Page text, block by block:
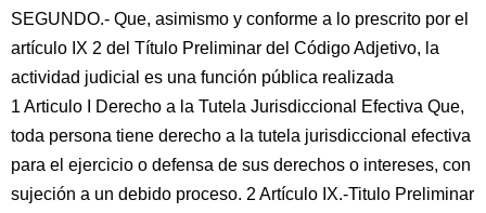
SEGUNDO.- Que, asimismo y conforme a lo prescrito por el
artículo IX 2 del Título Preliminar del Código Adjetivo, la
actividad judicial es una función pública realizada
1 Articulo I Derecho a la Tutela Jurisdiccional Efectiva Que,
toda persona tiene derecho a la tutela jurisdiccional efectiva
para el ejercicio o defensa de sus derechos o intereses, con
sujeción a un debido proceso. 2 Artículo IX.-Titulo Preliminar